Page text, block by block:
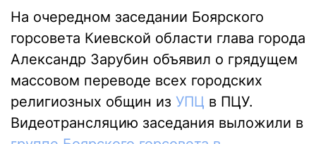
На очередном заседании Боярского
горсовета Киевской области глава города
Александр Зарубин объявил о грядущем
массовом переводе всех городских
религиозных общин из УПЦ в ПЦУ.
Видеотрансляцию заседания выложили в